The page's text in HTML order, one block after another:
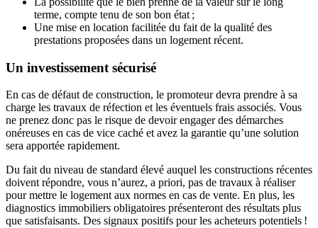
terme, compte tenu de son bon état ;
Une mise en location facilitée du fait de la qualité des
prestations proposées dans un logement récent.
Un investissement sécurisé
En cas de défaut de construction, le promoteur devra prendre à sa
charge les travaux de réfection et les éventuels frais associés. Vous
ne prenez donc pas le risque de devoir engager des démarches
onéreuses en cas de vice caché et avez la garantie qu’une solution
sera apportée rapidement.
Du fait du niveau de standard élevé auquel les constructions récentes
doivent répondre, vous n’aurez, a priori, pas de travaux à réaliser
pour mettre le logement aux normes en cas de vente. En plus, les
diagnostics immobiliers obligatoires présenteront des résultats plus
que satisfaisants. Des signaux positifs pour les acheteurs potentiels !